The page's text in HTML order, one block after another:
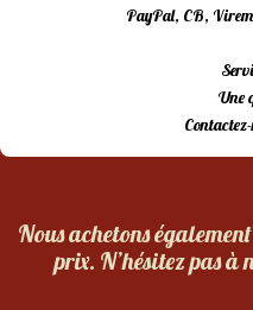
PayPal, CB,
Une
Nous achetons
prix. N’hésitez pas à